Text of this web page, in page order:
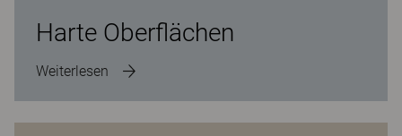
Harte Oberflächen
Weiterlesen